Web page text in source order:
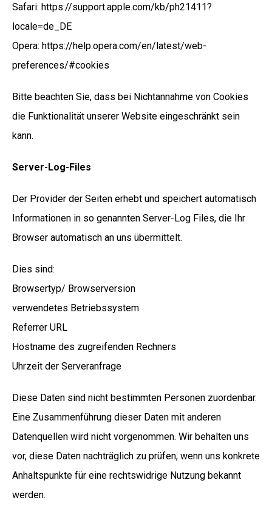
Safari: https://support.apple.com/kb/ph21411?
locale=de_DE
Opera: https://help.opera.com/en/latest/web-
preferences/#cookies
Bitte beachten Sie, dass bei Nichtannahme von Cookies
die Funktionalität unserer Website eingeschränkt sein
kann.
Server-Log-Files
Der Provider der Seiten erhebt und speichert automatisch
Informationen in so genannten Server-Log Files, die Ihr
Browser automatisch an uns übermittelt.
Dies sind:
Browsertyp/ Browserversion
verwendetes Betriebssystem
Referrer URL
Hostname des zugreifenden Rechners
Uhrzeit der Serveranfrage
Diese Daten sind nicht bestimmten Personen zuordenbar.
Eine Zusammenführung dieser Daten mit anderen
Datenquellen wird nicht vorgenommen. Wir behalten uns
vor, diese Daten nachträglich zu prüfen, wenn uns konkrete
Anhaltspunkte für eine rechtswidrige Nutzung bekannt
werden.